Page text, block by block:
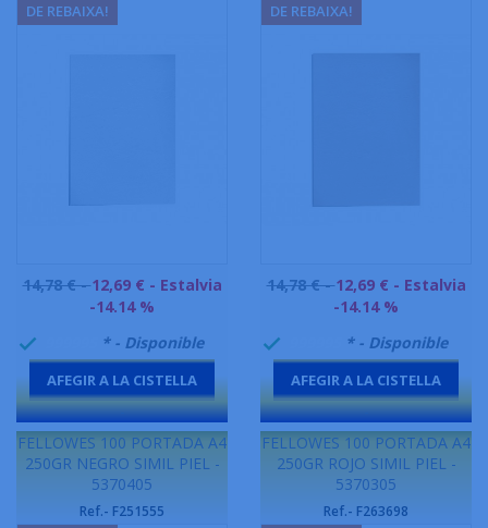
DE REBAIXA!
Preu
14,78 € -12,69 € - Estalvia
-14.14 %
 * - Disponible
AFEGIR A LA CISTELLA
-
DE REBAIXA!
Preu
14,78 € -12,69 € - Estalvia
-14.14 %
 * - Disponible
AFEGIR A LA CISTELLA
-
FELLOWES 100 PORTADA A4
250GR NEGRO SIMIL PIEL -
5370405
Ref.- F251555
FELLOWES 100 PORTADA A4
250GR ROJO SIMIL PIEL -
5370305
Ref.- F263698